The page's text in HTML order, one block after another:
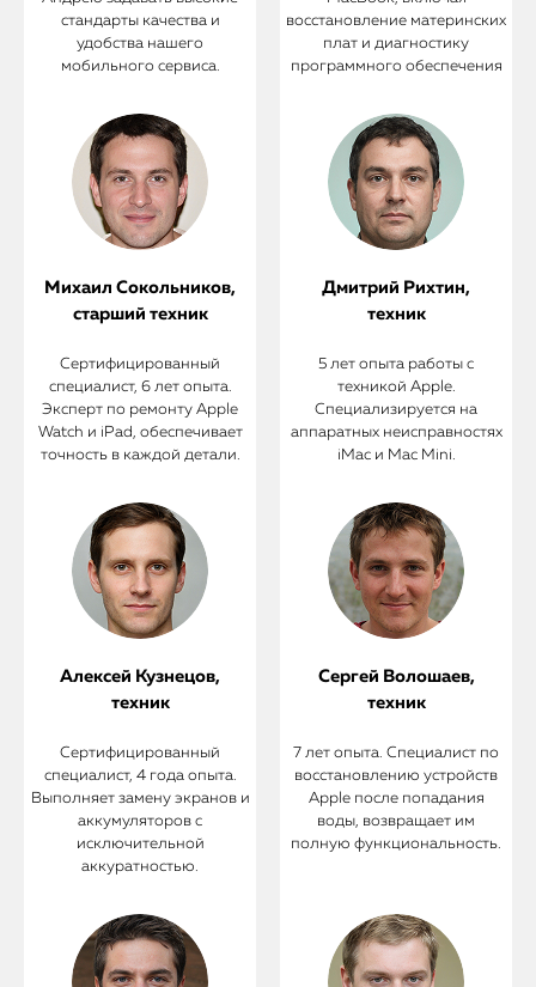
стандарты качества и
удобства нашего
мобильного сервиса.
восстановление материнских
плат и диагностику
программного обеспечения
Михаил Сокольников,
старший техник
Сертифицированный
специалист, 6 лет опыта.
Эксперт по ремонту Apple
Watch и iPad, обеспечивает
точность в каждой детали.
Дмитрий Рихтин,
техник
5 лет опыта работы с
техникой Apple.
Специализируется на
аппаратных неисправностях
iMac и Mac Mini.
Алексей Кузнецов,
техник
Сертифицированный
специалист, 4 года опыта.
Выполняет замену экранов и
аккумуляторов с
исключительной
аккуратностью.
Сергей Волошаев,
техник
7 лет опыта. Специалист по
восстановлению устройств
Apple после попадания
воды, возвращает им
полную функциональность.